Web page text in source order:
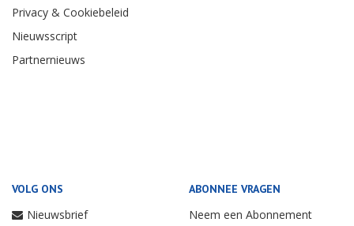
Privacy & Cookiebeleid
Nieuwsscript
Partnernieuws
VOLG ONS
Nieuwsbrief
ABONNEE VRAGEN
Neem een Abonnement